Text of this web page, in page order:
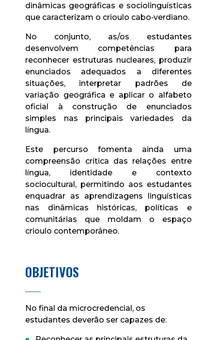
dinâmicas geográficas e sociolinguísticas
que caracterizam o crioulo cabo‑verdiano.
No conjunto, as/os estudantes
desenvolvem competências para
reconhecer estruturas nucleares, produzir
enunciados adequados a diferentes
situações, interpretar padrões de
variação geográfica e aplicar o alfabeto
oficial à construção de enunciados
simples nas principais variedades da
língua.
Este percurso fomenta ainda uma
compreensão crítica das relações entre
língua, identidade e contexto
sociocultural, permitindo aos estudantes
enquadrar as aprendizagens linguísticas
nas dinâmicas históricas, políticas e
comunitárias que moldam o espaço
crioulo contemporâneo.
OBJETIVOS
____
No final da microcredencial, os
estudantes deverão ser capazes de: